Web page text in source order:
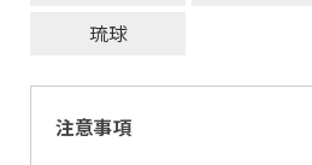
琉球
注意事項